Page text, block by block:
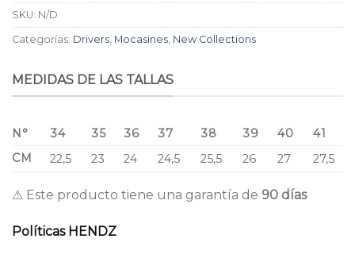
SKU: N/D
Categorías: Drivers Mocasines New Collections
MEDIDAS DE LAS TALLAS
N° 34 35 36 37 38 39 40
41
CM
22,5 23 24 24,5 25,5 26 27 27,5
⚠ Este producto tiene una garantía de 90 días
Políticas HENDZ